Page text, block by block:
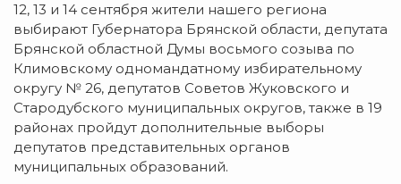
12, 13 и 14 сентября жители нашего региона
выбирают Губернатора Брянской области, депутата
Брянской областной Думы восьмого созыва по
Климовскому одномандатному избирательному
округу № 26, депутатов Советов Жуковского и
Стародубского муниципальных округов, также в 19
районах пройдут дополнительные выборы
депутатов представительных органов
муниципальных образований.